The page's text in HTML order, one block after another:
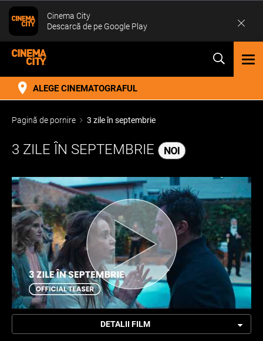
ALEGE CINEMATOGRAFUL
Pagină de pornire 3 zile în septembrie
3 ZILE ÎN SEPTEMBRIE
DETALII FILM
Cinema City
Descarcă de pe Google Play